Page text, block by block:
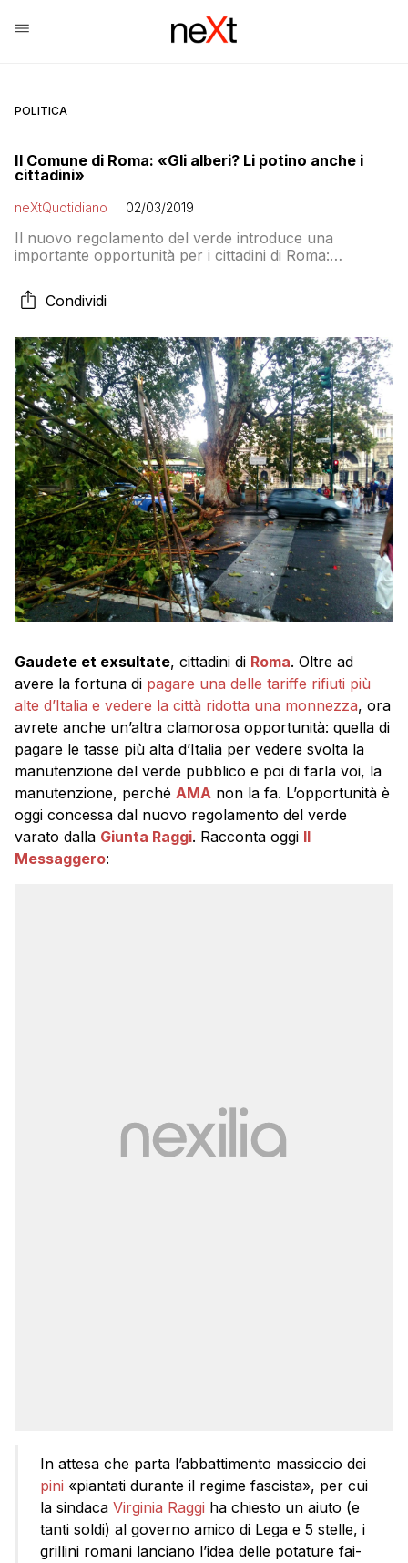
POLITICA
Il Comune di Roma: «Gli alberi? Li potino anche i
cittadini»
neXtQuotidiano 02/03/2019
Il nuovo regolamento del verde introduce una
importante opportunità per i cittadini di Roma:
e tributi al Comune. Che fortuna, vero?
Condividi
Gaudete et exsultate, cittadini di Roma. Oltre ad
avere la fortuna di pagare una delle tariffe rifiuti più
alte d’Italia e vedere la città ridotta una monnezza, ora
avrete anche un’altra clamorosa opportunità: quella di
pagare le tasse più alta d’Italia per vedere svolta la
manutenzione del verde pubblico e poi di farla voi, la
manutenzione, perché AMA non la fa. L’opportunità è
oggi concessa dal nuovo regolamento del verde
varato dalla Giunta Raggi. Racconta oggi Il
Messaggero:
In attesa che parta l’abbattimento massiccio dei
pini «piantati durante il regime fascista», per cui
la sindaca Virginia Raggi ha chiesto un aiuto (e
tanti soldi) al governo amico di Lega e 5 stelle, i
grillini romani lanciano l’idea delle potature fai-